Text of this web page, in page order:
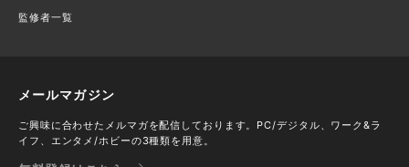
監修者一覧
メールマガジン
ご興味に合わせたメルマガを配信しております。PC/デジタル、ワーク&ラ
イフ、エンタメ/ホビーの3種類を用意。